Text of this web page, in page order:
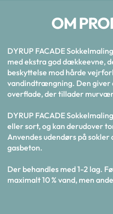
OM
DYRUP FACADE
med ekstra god dækkeevne,
beskyttelse mod hårde
vandindtrængning. Den giver
overflade, der tillader
DYRUP FACADE
eller sort, og kan derudover
Anvendes udendørs på sokler
gasbeton.
Der behandles med 1-2 lag.
maximalt 10 % vand, men